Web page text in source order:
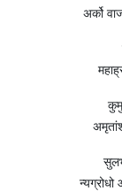
अर्को